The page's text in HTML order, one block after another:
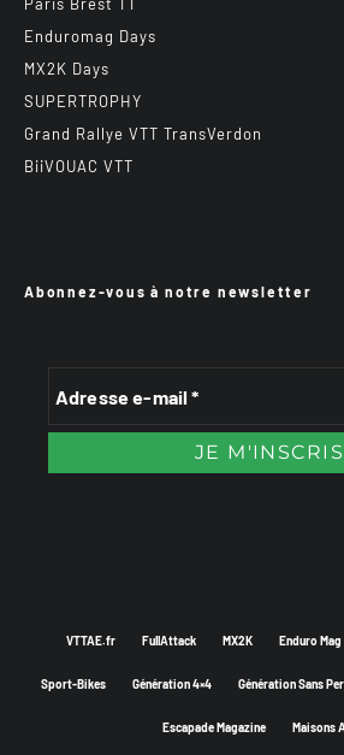
Enduromag Days
MX2K Days
SUPERTROPHY
Grand Rallye VTT TransVerdon
BiiVOUAC VTT
Abonnez-vous à notre newsletter
VTTAE.fr FullAttack MX2K Enduro Mag
Sport-Bikes Génération 4×4 Génération Sans
Escapade Magazine Maisons